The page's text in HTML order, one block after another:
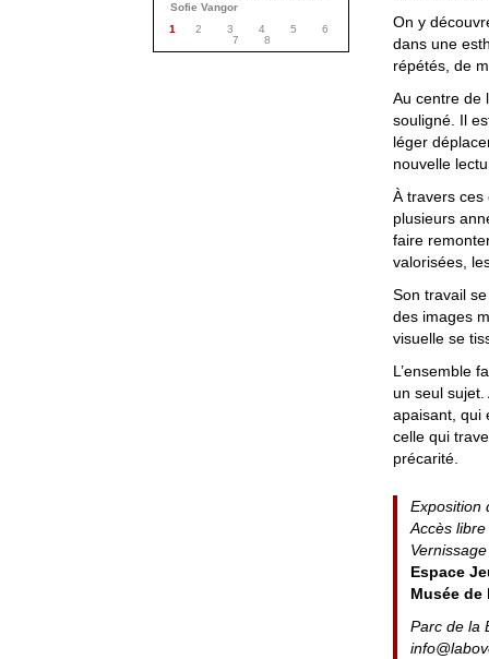
On y
dans une
répétés, de
Au centre de
souligné. Il
léger
nouvelle
À travers ces
plusieurs
faire
valorisées,
Son travail
des images
visuelle se
L’ensemble
un seul sujet.
apaisant, qui
celle qui
précarité.
Exposition
Accès
Espace
Musée de
Parc de la
Sofie Vangor
1
2 3 4 5
6
7
8